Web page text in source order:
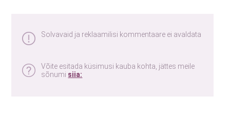
Solvavaid ja reklaamilisi kommentaare ei avaldata
Võite esitada küsimusi kauba kohta, jättes meile
sõnumi siia: